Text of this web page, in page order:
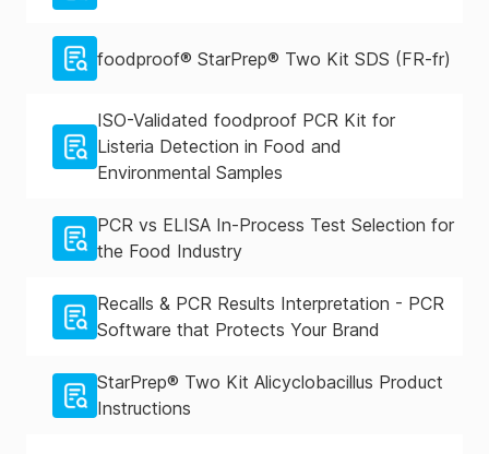
foodproof® StarPrep® Two Kit SDS (FR-fr)
ISO-Validated foodproof PCR Kit for
Listeria Detection in Food and
Environmental Samples
PCR vs ELISA In-Process Test Selection for
the Food Industry
Recalls & PCR Results Interpretation - PCR
Software that Protects Your Brand
StarPrep® Two Kit Alicyclobacillus Product
Instructions